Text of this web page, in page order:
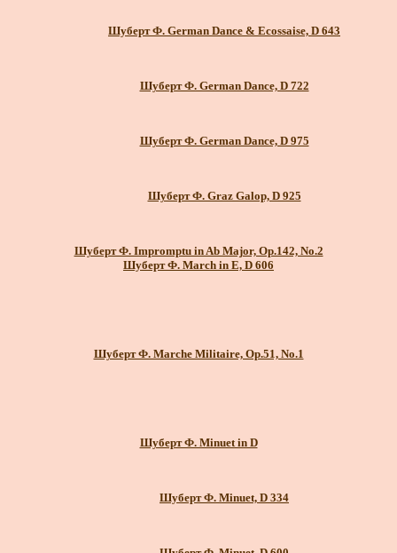
Шуберт Ф. German Dance & Ecossaise, D 643
Шуберт Ф. German Dance, D 722
Шуберт Ф. German Dance, D 975
Шуберт Ф. Graz Galop, D 925
Шуберт Ф. Impromptu in Ab Major, Op.142, No.2
Шуберт Ф. March in E, D 606
Шуберт Ф. Marche Militaire, Op.51, No.1
Шуберт Ф. Minuet in D
Шуберт Ф. Minuet, D 334